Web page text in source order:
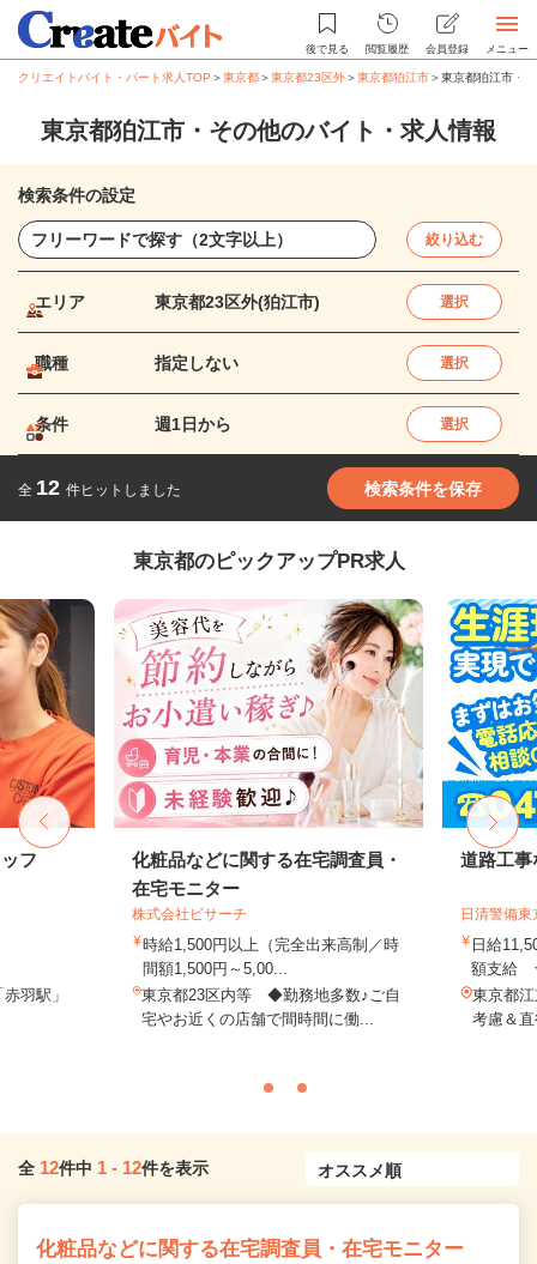
後で見る 閲覧履歴 会員登録 メニュー
クリエイトバイト・パート求人TOP ＞東京都＞東京都23区外＞東京都狛江市＞東京都狛江市・
東京都狛江市・その他のバイト・求人情報
検索条件の設定
絞り込む
エリア 東京都23区外(狛江市) 選択
職種 指定しない 選択
条件 週1日から 選択
全 12 件ヒットしました 検索条件を保存
東京都のピックアップPR求人
フ
羽駅」
化粧品などに関する在宅調査員・
在宅モニター
株式会社ビサーチ
時給1,500円以上（完全出来高制／時
間額1,500円～5,00...
東京都23区内等 ◆勤務地多数♪ご自
宅やお近くの店舗で間時間に働...
道路工事
日清警備
日給
額支給
東京都
考慮＆
全 12件中 1 - 12件を表示
化粧品などに関する在宅調査員・在宅モニター